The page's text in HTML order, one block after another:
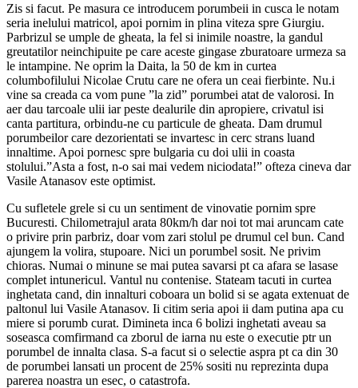
Zis si facut. Pe masura ce introducem porumbeii in cusca le notam
seria inelului matricol, apoi pornim in plina viteza spre Giurgiu.
Parbrizul se umple de gheata, la fel si inimile noastre, la gandul
greutatilor neinchipuite pe care aceste gingase zburatoare urmeza sa
le intampine. Ne oprim la Daita, la 50 de km in curtea
columbofilului Nicolae Crutu care ne ofera un ceai fierbinte. Nu.i
vine sa creada ca vom pune ”la zid” porumbei atat de valorosi. In
aer dau tarcoale ulii iar peste dealurile din apropiere, crivatul isi
canta partitura, orbindu-ne cu particule de gheata. Dam drumul
porumbeilor care dezorientati se invartesc in cerc strans luand
innaltime. Apoi pornesc spre bulgaria cu doi ulii in coasta
stolului.”Asta a fost, n-o sai mai vedem niciodata!” ofteza cineva dar
Vasile Atanasov este optimist.
Cu sufletele grele si cu un sentiment de vinovatie pornim spre
Bucuresti. Chilometrajul arata 80km/h dar noi tot mai aruncam cate
o privire prin parbriz, doar vom zari stolul pe drumul cel bun. Cand
ajungem la volira, stupoare. Nici un porumbel sosit. Ne privim
chioras. Numai o minune se mai putea savarsi pt ca afara se lasase
complet intunericul. Vantul nu contenise. Stateam tacuti in curtea
inghetata cand, din innalturi coboara un bolid si se agata extenuat de
paltonul lui Vasile Atanasov. Ii citim seria apoi ii dam putina apa cu
miere si porumb curat. Dimineta inca 6 bolizi inghetati aveau sa
soseasca comfirmand ca zborul de iarna nu este o executie ptr un
porumbel de innalta clasa. S-a facut si o selectie aspra pt ca din 30
de porumbei lansati un procent de 25% sositi nu reprezinta dupa
parerea noastra un esec, o catastrofa.